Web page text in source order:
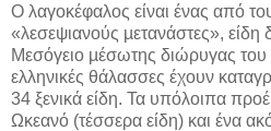
Ο λαγοκέφαλος είναι ένας από
«λεσεψιανούς µετανάστες»,
Μεσόγειο µέσωτης διώρυγας του
ελληνικές θάλασσες έχουν
34 ξενικά είδη. Τα υπόλοιπα
Ωκεανό (τέσσερα είδη) και ένα